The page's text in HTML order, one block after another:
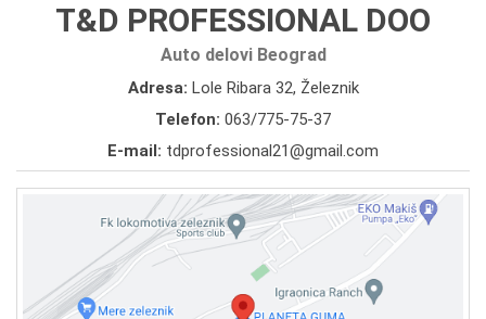
T&D PROFESSIONAL DOO
Auto delovi Beograd
Adresa: Lole Ribara 32, Železnik
Telefon: 063/775-75-37
E-mail: tdprofessional21@gmail.com